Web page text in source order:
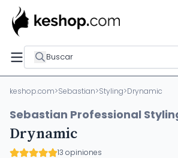
Buscar
keshop.com>Sebastian>Styling>Drynamic
Sebastian Professional
Drynamic
13 opiniones